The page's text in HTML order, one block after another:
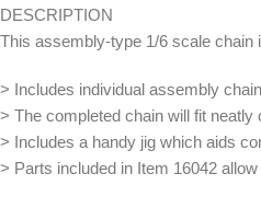
DESCRIPTION
This assembly-type 1/6 scale chain
> Includes individual assembly
> The completed chain will fit
> Includes a handy jig which aids
> Parts included in Item 16042